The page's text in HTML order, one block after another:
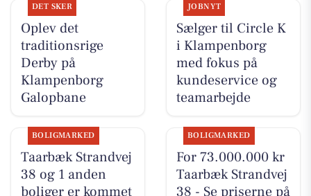
DET SKER
Oplev det
traditionsrige
Derby på
Klampenborg
Galopbane
JOBNYT
Sælger til Circle K
i Klampenborg
med fokus på
kundeservice og
teamarbejde
BOLIGMARKED
Taarbæk Strandvej
38 og 1 anden
boliger er kommet
BOLIGMARKED
For 73.000.000 kr
Taarbæk Strandvej
38 - Se priserne på